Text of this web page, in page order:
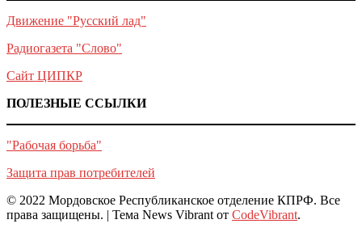
Движение "Русский лад"
Радиогазета "Слово"
Сайт ЦИПКР
ПОЛЕЗНЫЕ ССЫЛКИ
"Рабочая борьба"
Защита прав потребителей
© 2022 Мордовское Республиканское отделение КПРФ. Все
права защищены. | Тема News Vibrant от CodeVibrant.